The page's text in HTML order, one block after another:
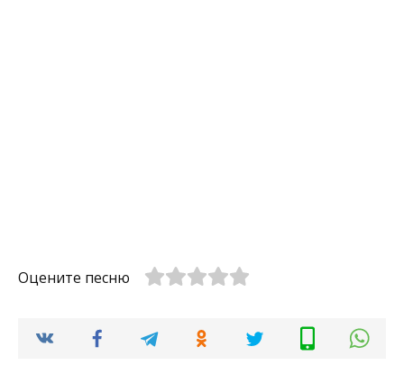
Оцените песню